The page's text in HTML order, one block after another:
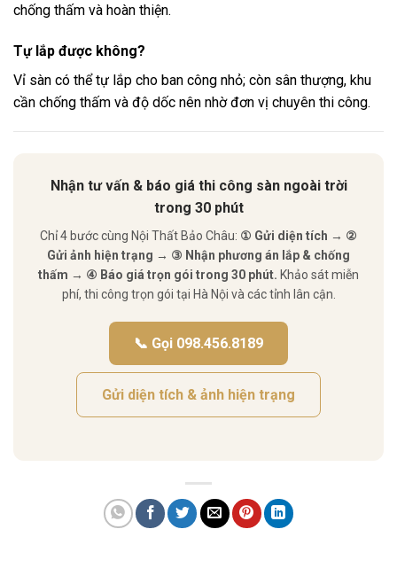
chống thấm và hoàn thiện.
Tự lắp được không?
Vỉ sàn có thể tự lắp cho ban công nhỏ; còn sân thượng, khu
cần chống thấm và độ dốc nên nhờ đơn vị chuyên thi công.
Nhận tư vấn & báo giá thi công sàn ngoài trời
trong 30 phút
Chỉ 4 bước cùng Nội Thất Bảo Châu: ① Gửi diện tích → ②
Gửi ảnh hiện trạng → ③ Nhận phương án lắp & chống
thấm → ④ Báo giá trọn gói trong 30 phút. Khảo sát miễn
phí, thi công trọn gói tại Hà Nội và các tỉnh lân cận.
📞 Gọi 098.456.8189
Gửi diện tích & ảnh hiện trạng